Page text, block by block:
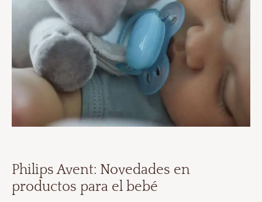
Philips Avent: Novedades en
productos para el bebé